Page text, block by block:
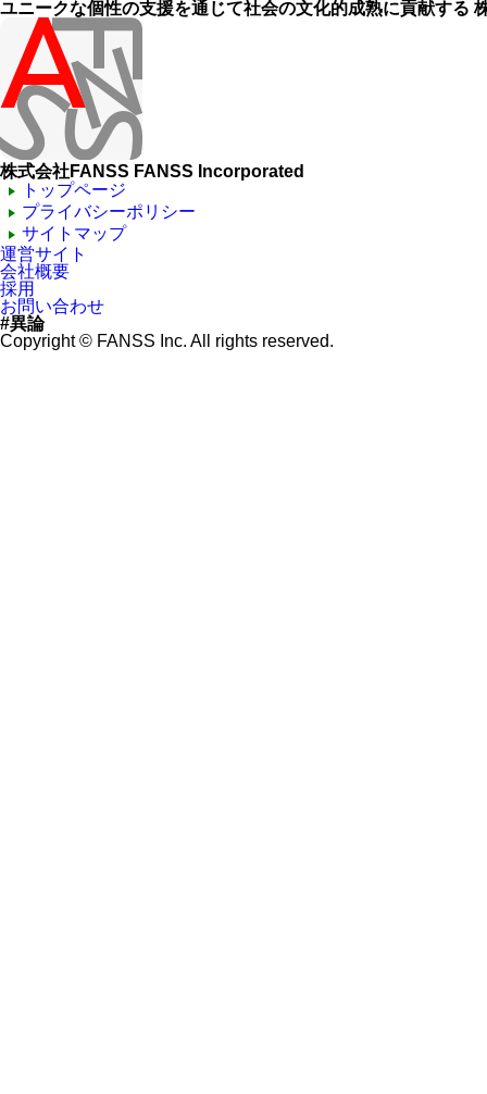
ユニークな個性の支援を通じて社会の文化的成熟に貢献する
株式会社FANSS FANSS Incorporated
トップページ
プライバシーポリシー
サイトマップ
運営サイト
会社概要
採用
お問い合わせ
#異論
Copyright © FANSS Inc. All rights reserved.